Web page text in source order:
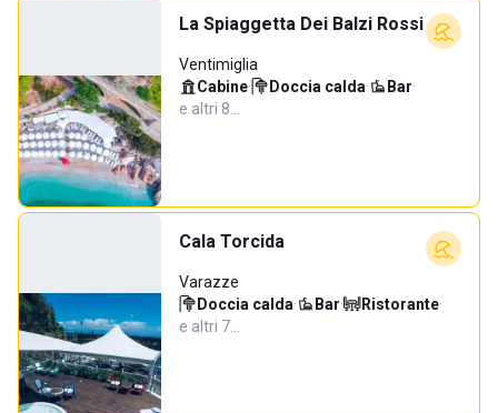
La Spiaggetta Dei Balzi Rossi
Ventimiglia
Cabine· Doccia calda· Bar·
e altri 8…
Cala Torcida
Varazze
Doccia calda· Bar· Ristorante·
e altri 7…